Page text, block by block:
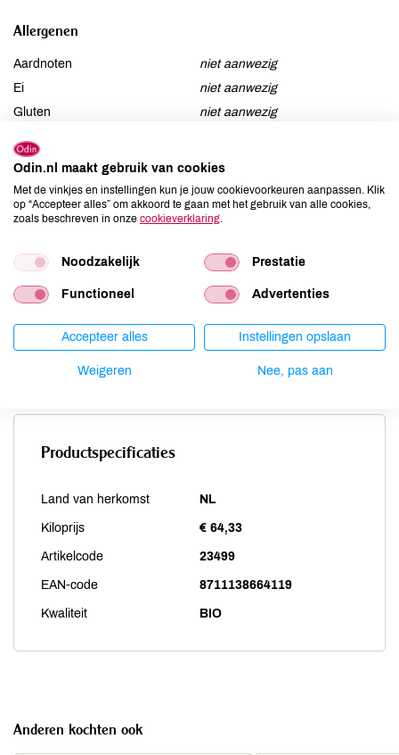
Allergenen
Aardnoten
niet aanwezig
Ei
niet aanwezig
Gluten
niet aanwezig
Lupine
niet aanwezig
Mosterd
niet aanwezig
Noten
niet aanwezig
Selderij
niet aanwezig
Soja
niet aanwezig
Vis
niet aanwezig
Weekdieren
niet aanwezig
Zwaveldioxide / sulfieten
niet aanwezig
Productspecificaties
Land van herkomst NL
Kiloprijs € 64,33
Artikelcode 23499
EAN-code 8711138664119
Kwaliteit BIO
Anderen kochten ook
Odin.nl maakt gebruik van cookies
Met de vinkjes en instellingen kun je jouw cookievoorkeuren aanpassen. Klik
op “Accepteer alles” om akkoord te gaan met het gebruik van alle cookies,
zoals beschreven in onze cookieverklaring
Noodzakelijk Prestatie
Functioneel Advertenties
Accepteer alles Instellingen opslaan
Weigeren Nee, pas aan